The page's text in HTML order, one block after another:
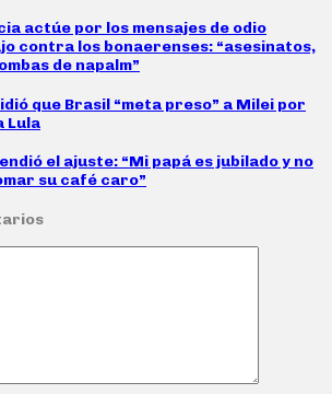
actúe por los mensajes de odio
contra los bonaerenses: “asesinatos,
de napalm”
que Brasil “meta preso” a Milei por
Lula
el ajuste: “Mi papá es jubilado y no
su café caro”